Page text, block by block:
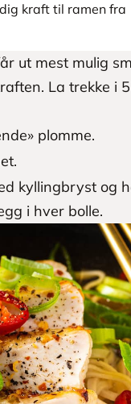
kraft til ramen fra
ut mest mulig
La trekke i
plomme.
kyllingbryst og
i hver bolle.